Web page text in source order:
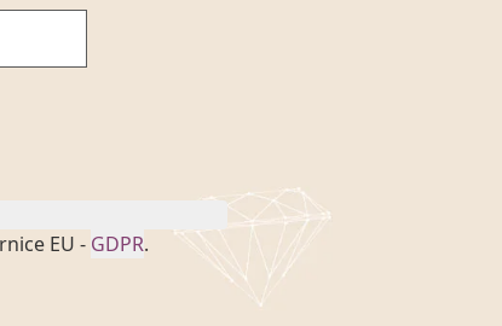
EU - GDPR.
č. 101/2000 Sb. v
uchováním veškerých